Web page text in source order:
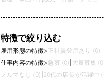
特徴で絞り込む
雇用形態の特徴>正社員登用あり (0)
仕事内容の特徴>急募 (0) 大量募集
ノルマなし (0) 20代の店長が活躍中